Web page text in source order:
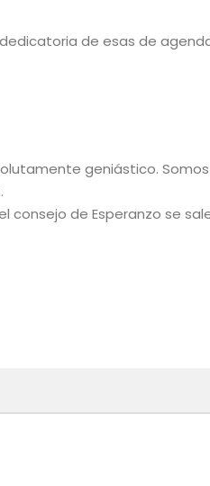
de esas de
geniástico.
de Esperanzo se